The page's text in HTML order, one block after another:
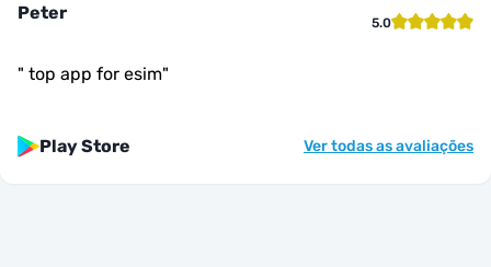
Peter 5.0
" top app for esim"
Play Store Ver todas as avaliações